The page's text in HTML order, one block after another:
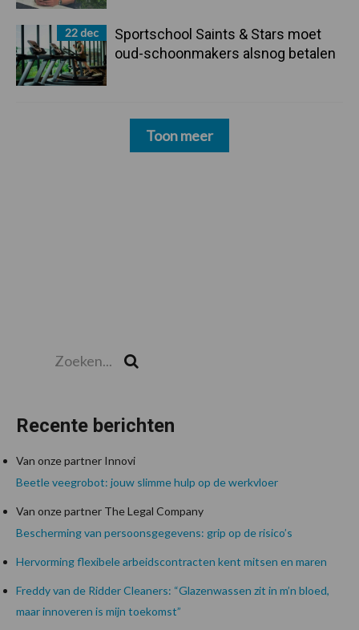
22 dec
Sportschool Saints & Stars moet
oud-schoonmakers alsnog betalen
Toon meer
Recente berichten
Van onze partner Innovi
Beetle veegrobot: jouw slimme hulp op de werkvloer
Van onze partner The Legal Company
Bescherming van persoonsgegevens: grip op de risico’s
Hervorming flexibele arbeidscontracten kent mitsen en maren
Freddy van de Ridder Cleaners: “Glazenwassen zit in m’n bloed,
maar innoveren is mijn toekomst”